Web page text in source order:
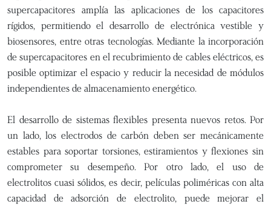
supercapacitores amplía las aplicaciones de los capacitores
rígidos, permitiendo el desarrollo de electrónica vestible y
biosensores, entre otras tecnologías. Mediante la incorporación
de supercapacitores en el recubrimiento de cables eléctricos, es
posible optimizar el espacio y reducir la necesidad de módulos
independientes de almacenamiento energético.
El desarrollo de sistemas flexibles presenta nuevos retos. Por
un lado, los electrodos de carbón deben ser mecánicamente
estables para soportar torsiones, estiramientos y flexiones sin
comprometer su desempeño. Por otro lado, el uso de
electrolitos cuasi sólidos, es decir, películas poliméricas con alta
capacidad de adsorción de electrolito, puede mejorar el